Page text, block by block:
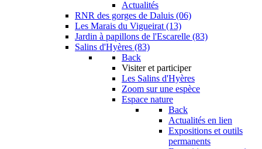
Actualités
RNR des gorges de Daluis (06)
Les Marais du Vigueirat (13)
Jardin à papillons de l'Escarelle (83)
Salins d'Hyères (83)
Back
Visiter et participer
Les Salins d'Hyères
Zoom sur une espèce
Espace nature
Back
Actualités en lien
Expositions et outils
permanents